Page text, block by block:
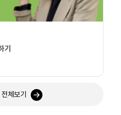
기
체보기